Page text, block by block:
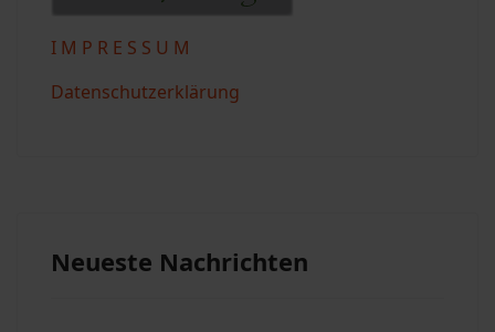
I M P R E S S U M
Datenschutzerklärung
Neueste Nachrichten